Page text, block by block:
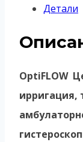
Детали
OptiFLOW
ирригация,